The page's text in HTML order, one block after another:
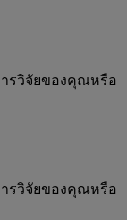
ารวิจัยของคุณหรือ
ารวิจัยของคุณหรือ